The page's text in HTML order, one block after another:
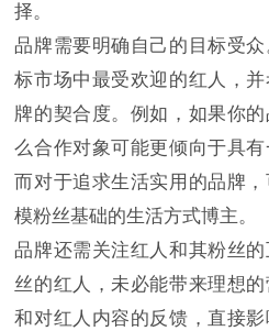
择。
品牌需要明确自己的目标受
标市场中最受欢迎的红人，
牌的契合度。例如，如果你
么合作对象可能更倾向于具
而对于追求生活实用的品牌
模粉丝基础的生活方式博主。
品牌还需关注红人和其粉丝
丝的红人，未必能带来理想
和对红人内容的反馈，直接